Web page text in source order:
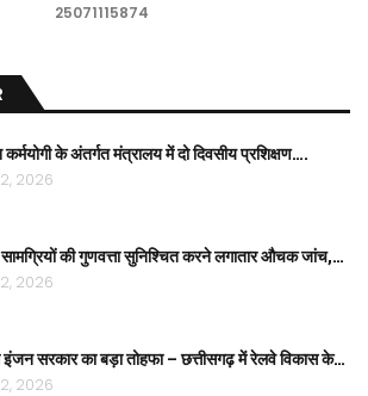
25071115874
कर्मयोगी के अंतर्गत मंत्रालय में दो दिवसीय प्रशिक्षण….
2026
सामग्रियों की गुणवत्ता सुनिश्चित करने लगातार औचक जांच,…
2026
सरकार का बड़ा तोहफा – छत्तीसगढ़ में रेलवे विकास के…
2026